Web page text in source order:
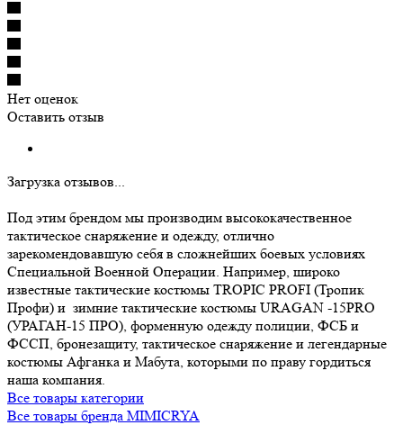
Нет оценок
Оставить отзыв
Загрузка отзывов...
Под этим брендом мы производим высококачественное
тактическое снаряжение и одежду, отлично
зарекомендовавшую себя в сложнейших боевых условиях
Специальной Военной Операции. Например, широко
известные тактические костюмы TROPIC PROFI (Тропик
Профи) и зимние тактические костюмы URAGAN -15PRO
(УРАГАН-15 ПРО), форменную одежду полиции, ФСБ и
ФССП, бронезащиту, тактическое снаряжение и легендарные
костюмы Афганка и Мабута, которыми по праву гордиться
наша компания.
Все товары категории
Все товары бренда MIMICRYA